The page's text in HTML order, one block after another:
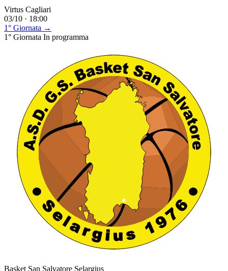
Virtus Cagliari
03/10 · 18:00
1° Giornata →
1° Giornata In programma
Basket San Salvatore Selargius